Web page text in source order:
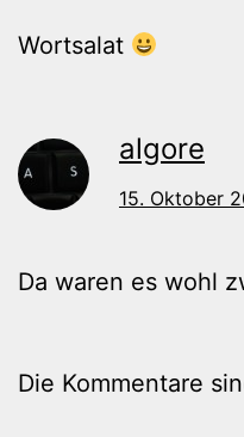
Wortsalat
algore
15. Oktober
Da waren es wohl
Die Kommentare